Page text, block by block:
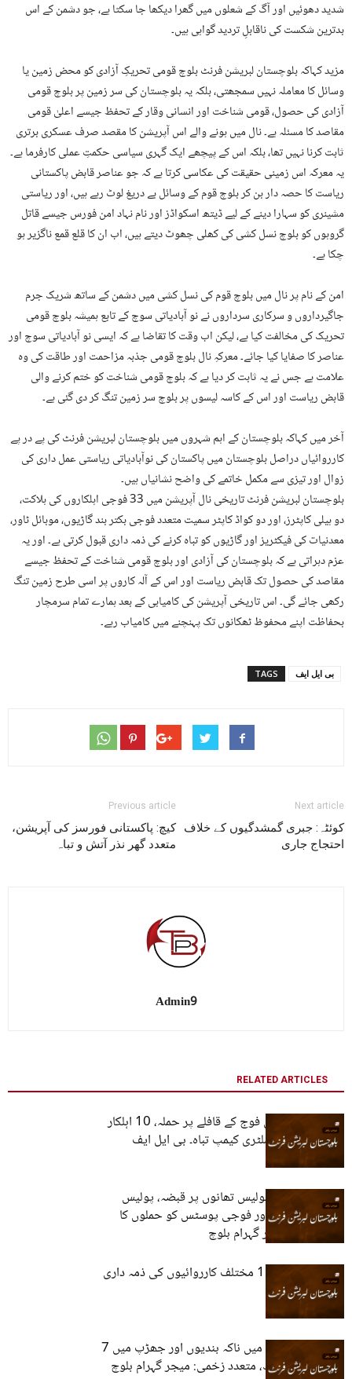
شدید دھوئیں اور آگ کے شعلوں میں گھرا دیکھا جا سکتا ہے، جو دشمن کے اس
بدترین شکست کی ناقابلِ تردید گواہی ہیں۔
مزید کہاکہ بلوچستان لبریشن فرنٹ بلوچ قومی تحریکِ آزادی کو محض زمین یا
وسائل کا معاملہ نہیں سمجھتی، بلکہ یہ بلوچستان کی سر زمین پر بلوچ قومی
آزادی کی حصول، قومی شناخت اور انسانی وقار کے تحفظ جیسے اعلیٰ قومی
مقاصد کا مسئلہ ہے۔ نال میں ہونے والے اس آپریشن کا مقصد صرف عسکری برتری
ثابت کرنا نہیں تھا، بلکہ اس کے پیچھے ایک گہری سیاسی حکمتِ عملی کارفرما ہے۔
یہ معرکہ اس زمینی حقیقت کی عکاسی کرتا ہے کہ جو عناصر قابض پاکستانی
ریاست کا حصہ دار بن کر بلوچ قوم کے وسائل بے دریغ لوٹ رہے ہیں، اور ریاستی
مشینری کو سہارا دینے کے لیے ڈیتھ اسکواڈز اور نام نہاد امن فورس جیسے قاتل
گروہوں کو بلوچ نسل کشی کی کھلی چھوٹ دیتے ہیں، اب ان کا قلع قمع ناگزیر ہو
چکا ہے۔
امن کے نام پر نال میں بلوچ قوم کی نسل کشی میں دشمن کے ساتھ شریک جرم
جاگیرداروں و سرکاری سرداروں نے نو آبادیاتی سوچ کے تابع ہمیشہ بلوچ قومی
تحریک کی مخالفت کیا ہے، لیکن اب وقت کا تقاضا ہے کہ ایسی نو آبادیاتی سوچ اور
عناصر کا صفایا کیا جائے۔ معرکہِ نال بلوچ قومی جذبہ مزاحمت اور طاقت کی وہ
علامت ہے جس نے یہ ثابت کر دیا ہے کہ بلوچ قومی شناخت کو ختم کرنے والی
قابض ریاست اور اس کے کاسہ لیسوں پر بلوچ سر زمین تنگ کر دی گئی ہے۔
آخر میں کہاکہ بلوچستان کے اہم شہروں میں بلوچستان لبریشن فرنٹ کی پے در پے
کارروائیاں دراصل بلوچستان میں پاکستان کی نوآبادیاتی ریاستی عمل داری کی
زوال اور تیزی سے مکمل خاتمے کی واضح نشانیاں ہیں۔
بلوچستان لبریشن فرنٹ تاریخی نال آپریشن میں 33 فوجی اہلکاروں کی ہلاکت،
دو ہیلی کاپٹرز، اور دو کواڈ کاپٹر سمیت متعدد فوجی بکتر بند گاڑیوں، موبائل ٹاور،
معدنیات کی فیکٹریز اور گاڑیوں کو تباہ کرنے کی ذمہ داری قبول کرتی ہے۔ اور یہ
عزم دہراتی ہے کہ بلوچستان کی آزادی اور بلوچ قومی شناخت کے تحفظ جیسے
مقاصد کی حصول تک قابض ریاست اور اس کے آلہ کاروں پر اسی طرح زمین تنگ
رکھی جائے گی۔ اس تاریخی آپریشن کی کامیابی کے بعد ہمارے تمام سرمچار
بحفاظت اپنے محفوظ ٹھکانوں تک پہنچنے میں کامیاب رہے۔
TAGS بی ایل ایف
Previous article
کیچ: پاکستانی فورسز کی آپریشن،
متعدد گھر نذر آتش و تباہ
Next article
کوئٹہ: جبری گمشدگیوں کے خلاف
احتجاج جاری
Admin9
RELATED ARTICLES
چاغی میں قابض فوج کے قافلے پر حملہ، 10 اہلکار
ہلاک، مستونگ، ملٹری کیمپ تباہ۔ بی ایل ایف
خاران اور تمپ، پولیس تھانوں پر قبضہ، پولیس
سےاسلحہ ضبط اور فوجی پوسٹس کو حملوں کا
نشانہ بنائے۔ میجر گہرام بلوچ
بی ایل ایف نے 11 مختلف کارروائیوں کی ذمہ داری
قبول کرلی
قلات اور گومازی میں ناکہ بندیوں اور جھڑپ میں 7
فوجی اہلکار ہلاک، متعدد زخمی: میجر گہرام بلوچ